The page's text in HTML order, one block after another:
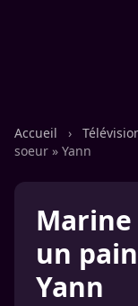
Accueil ›
soeur » Yann
Marine
un
Yann